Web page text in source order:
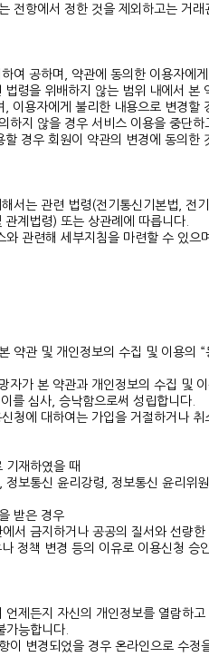
전항에서 정한 것을 제외하고는 거래
여 공하며, 약관에 동의한 이용자에게
령을 위배하지 않는 범위 내에서 본
이용자에게 불리한 내용으로 변경할
지 않을 경우 서비스 이용을 중단
경우 회원이 약관의 변경에 동의한
서는 관련 법령(전기통신기본법, 전
계법령) 또는 상관례에 따릅니다.
관련해 세부지침을 마련할 수 있으
약관 및 개인정보의 수집 및 이용의
가 본 약관과 개인정보의 수집 및
를 심사, 승낙함으로써 성립합니다.
청에 대하여는 가입을 거절하거나 취
기재하였을 때
보통신 윤리강령, 정보통신 윤리위
받은 경우
서 금지하거나 공공의 질서와 선량
정책 변경 등의 이유로 이용신청 승
제든지 자신의 개인정보를 열람하
능합니다.
변경되었을 경우 온라인으로 수정